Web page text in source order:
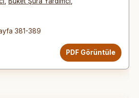
381-389
PDF Görüntüle